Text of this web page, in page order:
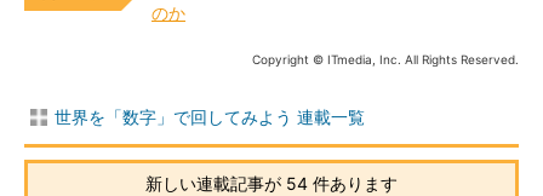
のか
Copyright © ITmedia, Inc. All Rights Reserved.
世界を「数字」で回してみよう 連載一覧
新しい連載記事が 54 件あります